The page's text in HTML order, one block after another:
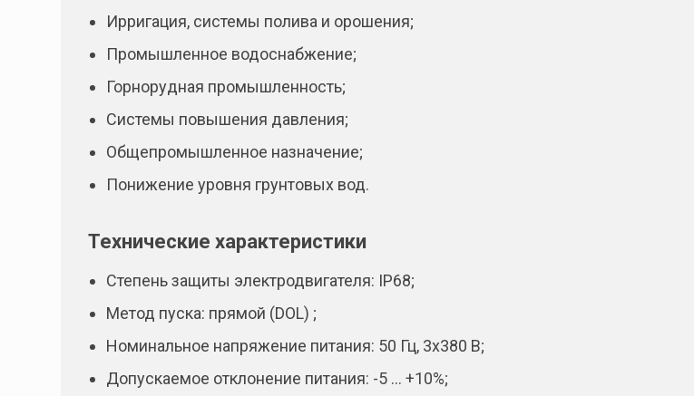
Ирригация, системы полива и орошения;
Промышленное водоснабжение;
Горнорудная промышленность;
Системы повышения давления;
Общепромышленное назначение;
Понижение уровня грунтовых вод.
Технические характеристики
Степень защиты электродвигателя: IP68;
Метод пуска: прямой (DOL) ;
Номинальное напряжение питания: 50 Гц, 3х380 В;
Допускаемое отклонение питания: -5 … +10%;